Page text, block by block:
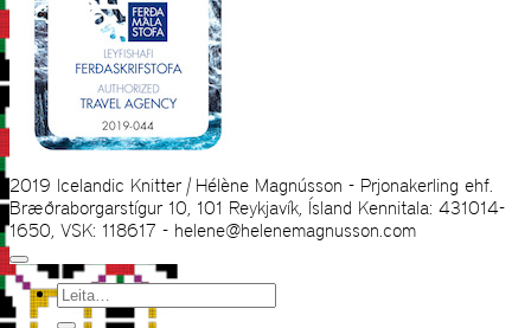
2019 Icelandic Knitter | Hélène Magnússon - Prjonakerling ehf.
Bræðraborgarstígur 10, 101 Reykjavík, Ísland Kennitala: 431014-
1650, VSK: 118617 - helene@helenemagnusson.com
Leita
eftir: